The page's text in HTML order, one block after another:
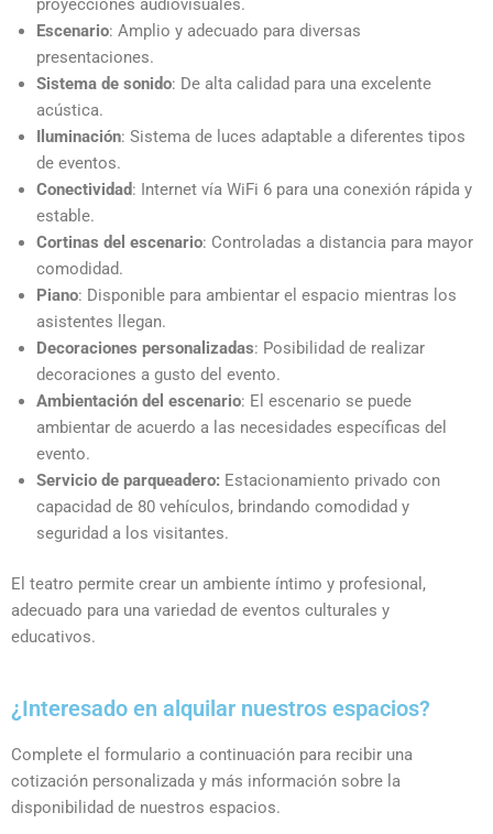
proyecciones audiovisuales.
Escenario: Amplio y adecuado para diversas
presentaciones.
Sistema de sonido: De alta calidad para una excelente
acústica.
Iluminación: Sistema de luces adaptable a diferentes tipos
de eventos.
Conectividad: Internet vía WiFi 6 para una conexión rápida y
estable.
Cortinas del escenario: Controladas a distancia para mayor
comodidad.
Piano: Disponible para ambientar el espacio mientras los
asistentes llegan.
Decoraciones personalizadas: Posibilidad de realizar
decoraciones a gusto del evento.
Ambientación del escenario: El escenario se puede
ambientar de acuerdo a las necesidades específicas del
evento.
Servicio de parqueadero: Estacionamiento privado con
capacidad de 80 vehículos, brindando comodidad y
seguridad a los visitantes.
El teatro permite crear un ambiente íntimo y profesional,
adecuado para una variedad de eventos culturales y
educativos.
¿Interesado en alquilar nuestros espacios?
Complete el formulario a continuación para recibir una
cotización personalizada y más información sobre la
disponibilidad de nuestros espacios.